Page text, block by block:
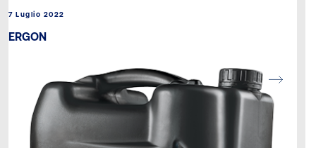
7 Luglio 2022
ERGON